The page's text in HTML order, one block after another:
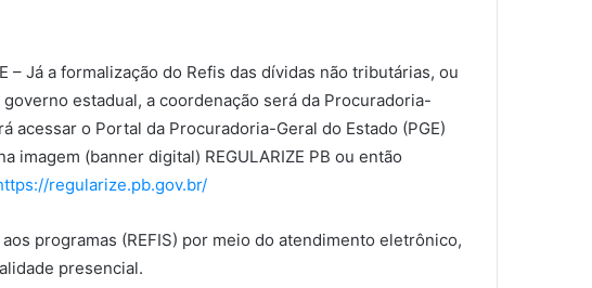
– Já a formalização do Refis das dívidas não tributárias, ou
estadual, a coordenação será da Procuradoria-
acessar o Portal da Procuradoria-Geral do Estado (PGE)
imagem (banner digital) REGULARIZE PB ou então
regularize.pb.gov.br/
programas (REFIS) por meio do atendimento eletrônico,
presencial.